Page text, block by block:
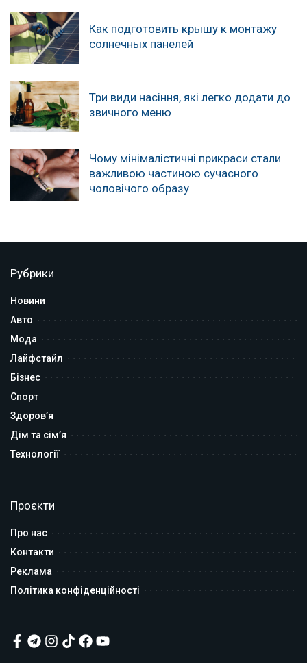
Как подготовить крышу к монтажу
солнечных панелей
Три види насіння, які легко додати до
звичного меню
Чому мінімалістичні прикраси стали
важливою частиною сучасного
чоловічого образу
Рубрики
Новини
Авто
Мода
Лайфстайл
Бізнес
Спорт
Здоров’я
Дім та сім’я
Технології
Проєкти
Про нас
Контакти
Реклама
Політика конфіденційності